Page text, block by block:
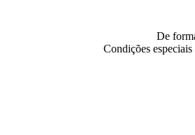
De
Condições